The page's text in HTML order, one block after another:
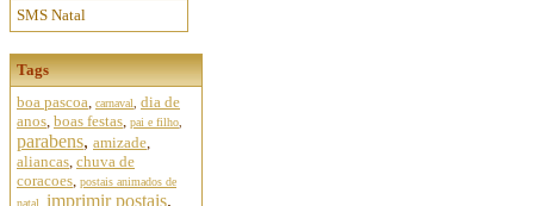
SMS Natal
Tags
boa pascoa, carnaval
dia de
anos, boas festas, pai e filho
parabens, amizade,
aliancas, chuva de
coracoes, postais animados de
natal
imprimir postais,